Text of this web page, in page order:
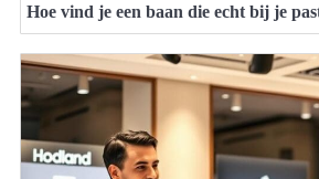
Hoe vind je een baan die echt bij je